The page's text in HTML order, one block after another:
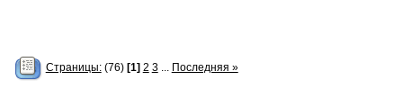
Страницы:(76) [1] 2 3... Последняя »